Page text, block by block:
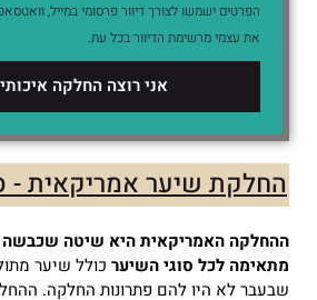
את עצמי מרשימת הדיוור בכל עת.
אני רוצה החלקה
החלקת שיער אמריקאית -
ההחלקה האמריקאית היא שיטה
מתאימה לכל סוגי השיער כולל שיער
שבעבר לא היו להם פתרונות החלקה.